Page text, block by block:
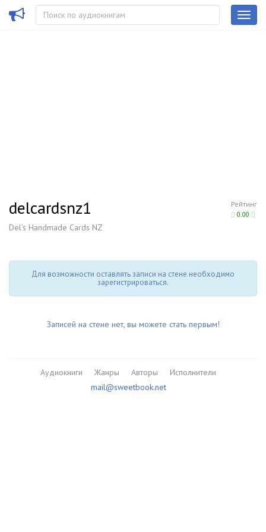
Рейтинг
0.00
delcardsnz1
Del’s Handmade Cards NZ
Для возможности оставлять записи на стене необходимо
зарегистрироваться.
Записей на стене нет, вы можете стать первым!
Аудиокниги Жанры Авторы
Исполнители
mail@sweetbook.net